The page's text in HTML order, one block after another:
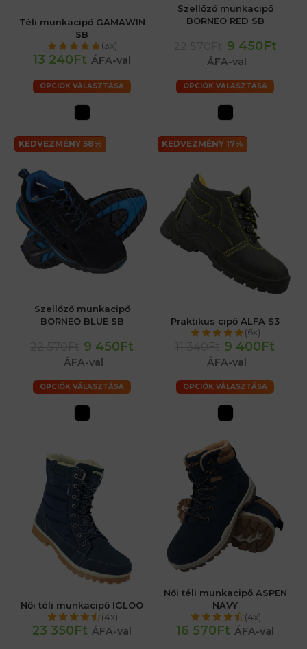
Téli munkacipő GAMAWIN
SB
(3x)
13 240Ft ÁFA-val
OPCIÓK VÁLASZTÁSA
Szellőző munkacipő
BORNEO RED SB
9 450Ft
ÁFA-val
OPCIÓK VÁLASZTÁSA
KEDVEZMÉNY 58%
Szellőző munkacipő
BORNEO BLUE SB
9 450Ft
ÁFA-val
OPCIÓK VÁLASZTÁSA
KEDVEZMÉNY 17%
Praktikus cipő ALFA S3
(6x)
9 400Ft
ÁFA-val
OPCIÓK VÁLASZTÁSA
Női téli munkacipő IGLOO
(4x)
23 350Ft ÁFA-val
Női téli munkacipő ASPEN
NAVY
(4x)
16 570Ft ÁFA-val